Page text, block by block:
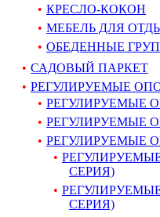
КРЕСЛО-КОКОН
МЕБЕЛЬ ДЛЯ
ОБЕДЕННЫЕ
САДОВЫЙ ПАРКЕТ
РЕГУЛИРУЕМЫЕ
РЕГУЛИРУЕМЫЕ
РЕГУЛИРУЕМЫЕ
РЕГУЛИРУЕМЫЕ
СЕРИЯ)
СЕРИЯ)